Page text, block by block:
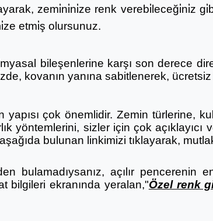
zemi̇ni̇ni̇ze renk verebi̇leceği̇ni̇z
etmi̇ş olursunuz.
bileşenlerine karşı son derece
kovanın yanına sabitlenerek, ücretsiz
yapısı çok önemlidir. Zemin türlerine,
yöntemlerini, sizler için çok açıklayıcı
bulunan linkimizi tıklayarak,
bulamadıysanız, açılır pencerenin
bilgileri ekranında yeralan,"Özel renk